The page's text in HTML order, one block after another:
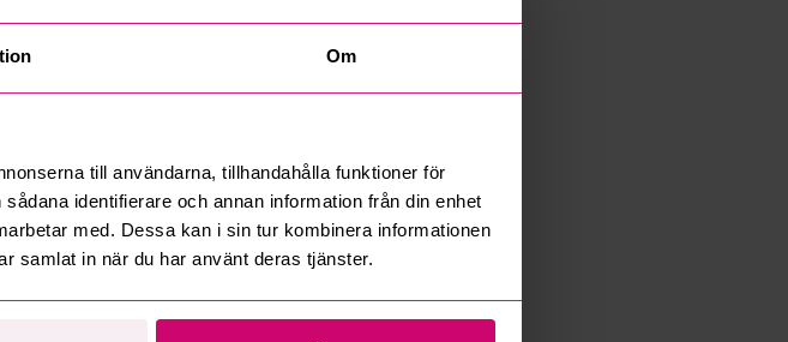
Om
till användarna, tillhandahålla funktioner för
identifierare och annan information från din enhet
med. Dessa kan i sin tur kombinera informationen
samlat in när du har använt deras tjänster.